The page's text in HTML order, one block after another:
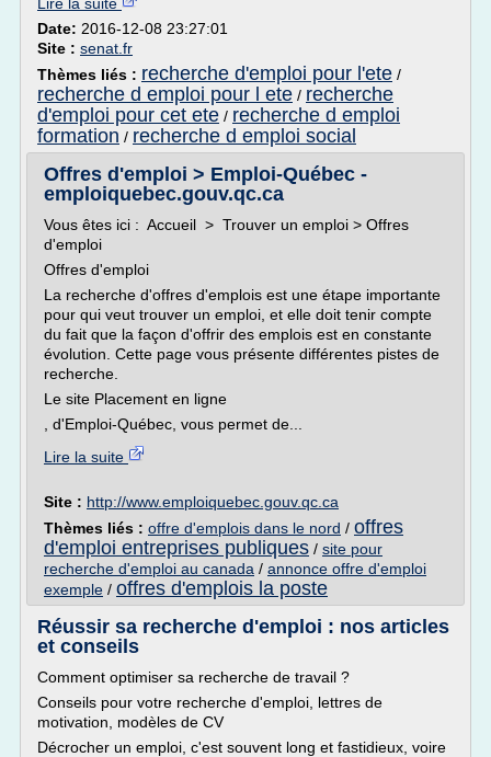
Date: 2016-12-08 23:27:01
Site : senat.fr
Thèmes liés : recherche d'emploi pour l'ete /
recherche d emploi pour l ete / recherche
d'emploi pour cet ete / recherche d emploi
formation / recherche d emploi social
Offres d'emploi > Emploi-Québec -
emploiquebec.gouv.qc.ca
Vous êtes ici : Accueil > Trouver un emploi > Offres
d'emploi
Offres d'emploi
La recherche d'offres d'emplois est une étape importante
pour qui veut trouver un emploi, et elle doit tenir compte
du fait que la façon d'offrir des emplois est en constante
évolution. Cette page vous présente différentes pistes de
recherche.
Le site Placement en ligne
, d'Emploi-Québec, vous permet de...
Lire la suite
Site : http://www.emploiquebec.gouv.qc.ca
Thèmes liés : offre d'emplois dans le nord / offres
d'emploi entreprises publiques / site pour
recherche d'emploi au canada / annonce offre d'emploi
exemple / offres d'emplois la poste
Réussir sa recherche d'emploi : nos articles
et conseils
Comment optimiser sa recherche de travail ?
Conseils pour votre recherche d'emploi, lettres de
motivation, modèles de CV
Décrocher un emploi, c'est souvent long et fastidieux, voire